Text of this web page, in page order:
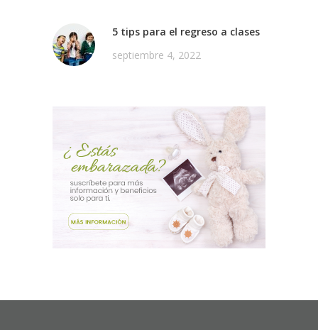
5 tips para el regreso a clases
septiembre 4, 2022